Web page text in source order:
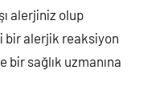
alerjiniz olup
bir alerjik reaksiyon
bir sağlık uzmanına